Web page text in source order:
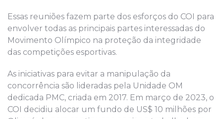
Essas reuniões fazem parte dos esforços do COI para
envolver todas as principais partes interessadas do
Movimento Olímpico na proteção da integridade
das competições esportivas.
As iniciativas para evitar a manipulação da
concorrência são lideradas pela Unidade OM
dedicada PMC, criada em 2017. Em março de 2023, o
COI decidiu alocar um fundo de US$ 10 milhões por